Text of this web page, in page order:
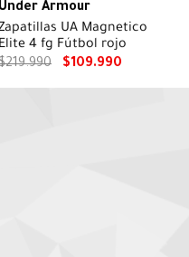
Under Armour
UA Magnetico
Elite 4 fg Fútbol rojo
219.990 $109.990